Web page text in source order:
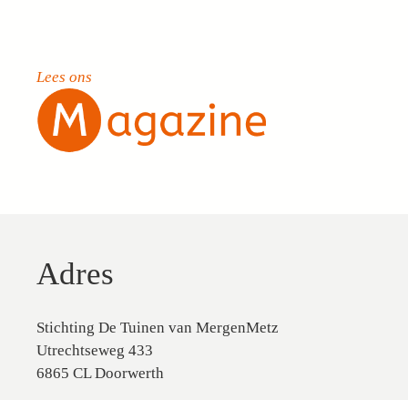
Lees ons
Adres
Stichting De Tuinen van MergenMetz
Utrechtseweg 433
6865 CL Doorwerth